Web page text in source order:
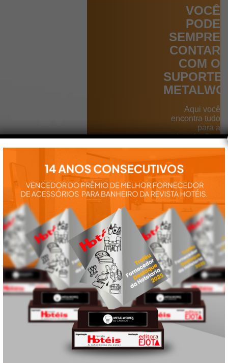
VOCÊ
PODE
SEMPRE
CONTAR
COM O
SUPORTE
Aqui você
encontra tudo
para a
instalação e
utilização de
manuais,
vídeos,
catálogos e
tudo mais que
precisa.
VEJA
TAMBÉM